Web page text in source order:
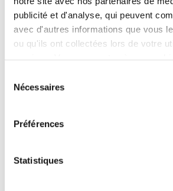
publicité et d'analyse, qui peuvent
avec d'autres informations que vous
ou qu'ils ont collectées lors de votre
Nécessaires
Préférences
Statistiques
Poser une question
peu d’interventions sanitaires,
médecine thermale à la prise en
chroniques, sont réalisables à ce